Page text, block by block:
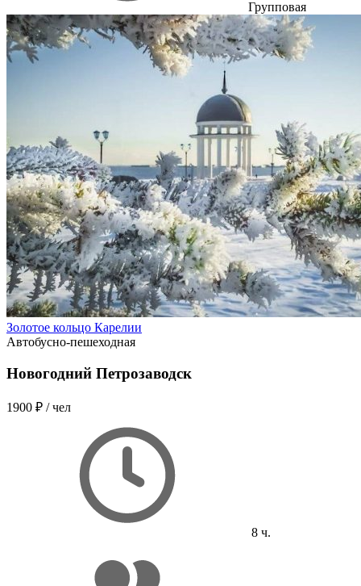
Групповая
Золотое кольцо Карелии
Автобусно-пешеходная
Новогодний Петрозаводск
1900 ₽ / чел
8 ч.